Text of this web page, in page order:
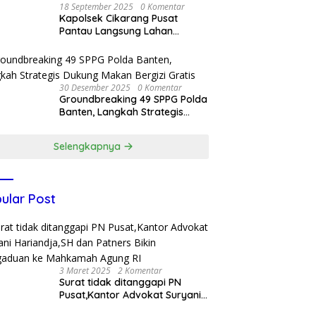
18 September 2025 0 Komentar
Kapolsek Cikarang Pusat
Pantau Langsung Lahan
Pangan Nasional
30 Desember 2025 0 Komentar
Groundbreaking 49 SPPG Polda
Banten, Langkah Strategis
Selengkapnya
Post
3 Maret 2025 2 Komentar
Surat tidak ditanggapi PN
Pusat,Kantor Advokat Suryani